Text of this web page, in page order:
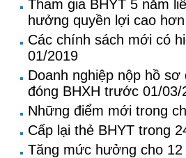
Tham gia BHYT 5 năm
hưởng quyền lợi cao hơn
Các chính sách mới có
01/2019
Doanh nghiệp nộp hồ
đóng BHXH trước 01/03/
Những điểm mới trong
Cấp lại thẻ BHYT trong
Tăng mức hưởng cho 12